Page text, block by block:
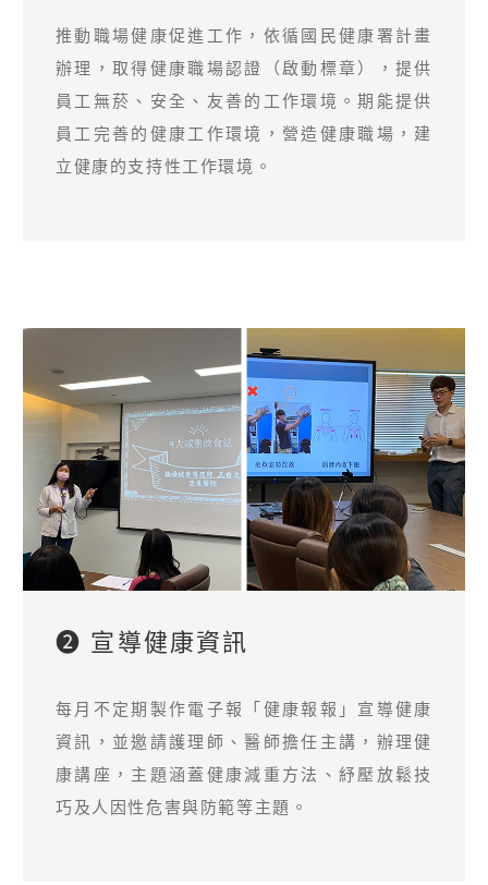
推動職場健康促進工作，依循國民健康署計畫
辦理，取得健康職場認證（啟動標章），提供
員工無菸、安全、友善的工作環境。期能提供
員工完善的健康工作環境，營造健康職場，建
立健康的支持性工作環境。
❷ 宣導健康資訊
每月不定期製作電子報「健康報報」宣導健康
資訊，並邀請護理師、醫師擔任主講，辦理健
康講座，主題涵蓋健康減重方法、紓壓放鬆技
巧及人因性危害與防範等主題。